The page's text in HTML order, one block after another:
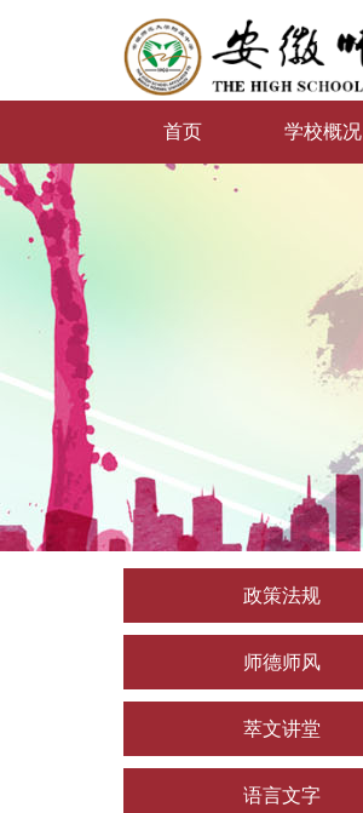
首页 学校概况
政策法规
师德师风
萃文讲堂
语言文字